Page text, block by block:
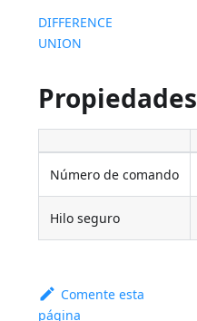
DIFFERENCE
UNION
Propiedades
Número de comando
Hilo seguro
Comente esta
página